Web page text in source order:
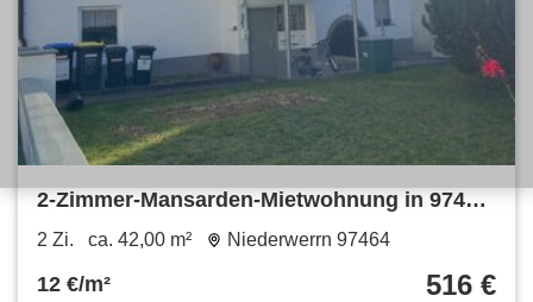
2-Zimmer-Mansarden-Mietwohnung in 97464
Niederwerrn (ID 590)
2 Zi. ca. 42,00 m² Niederwerrn 97464
12 €/m² 516 €